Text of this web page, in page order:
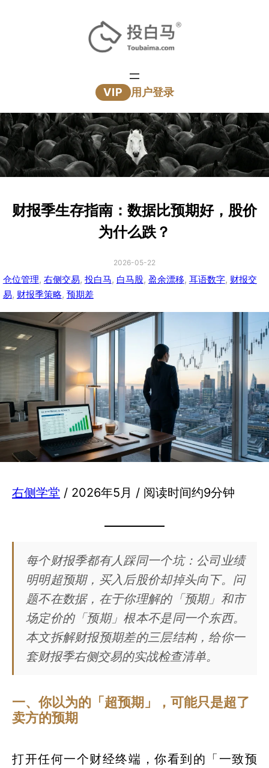
VIP 用户登录
财报季生存指南：数据比预期好，股价
为什么跌？
2026-05-22
仓位管理, 右侧交易, 投白马, 白马股, 盈余漂移, 耳语数字, 财报交
易, 财报季策略, 预期差
右侧学堂 / 2026年5月 / 阅读时间约9分钟
每个财报季都有人踩同一个坑：公司业绩
明明超预期，买入后股价却掉头向下。问
题不在数据，在于你理解的「预期」和市
场定价的「预期」根本不是同一个东西。
本文拆解财报预期差的三层结构，给你一
套财报季右侧交易的实战检查清单。
一、你以为的「超预期」，可能只是超了
卖方的预期
打开任何一个财经终端，你看到的「一致预